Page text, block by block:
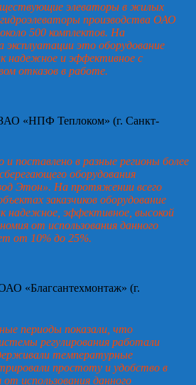
элеваторы в жилых
производства ОАО
500 комплектов. На
эксплуатации это оборудование
надежное и эффективное с
отказов в работе.
«НПФ Теплоком» (г. Санкт-
поставлено в разные регионы более
оборудования
Этон». На протяжении всего
заказчиков оборудование
надежное, эффективное, высокой
от использования данного
от 10% до 25%.
«Благсантехмонтаж» (г.
периоды показали, что
регулирования работали
температурные
простоту и удобство в
использования данного